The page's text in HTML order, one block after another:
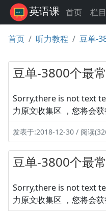
英语课 首页 栏目
首页 听力教程 豆单-
豆单-3800个最
Sorry,there is not text
力原文收集区 ，您将会
发表于:2018-12-30 / 阅读
豆单-3800个最
Sorry,there is not text
力原文收集区 ，您将会